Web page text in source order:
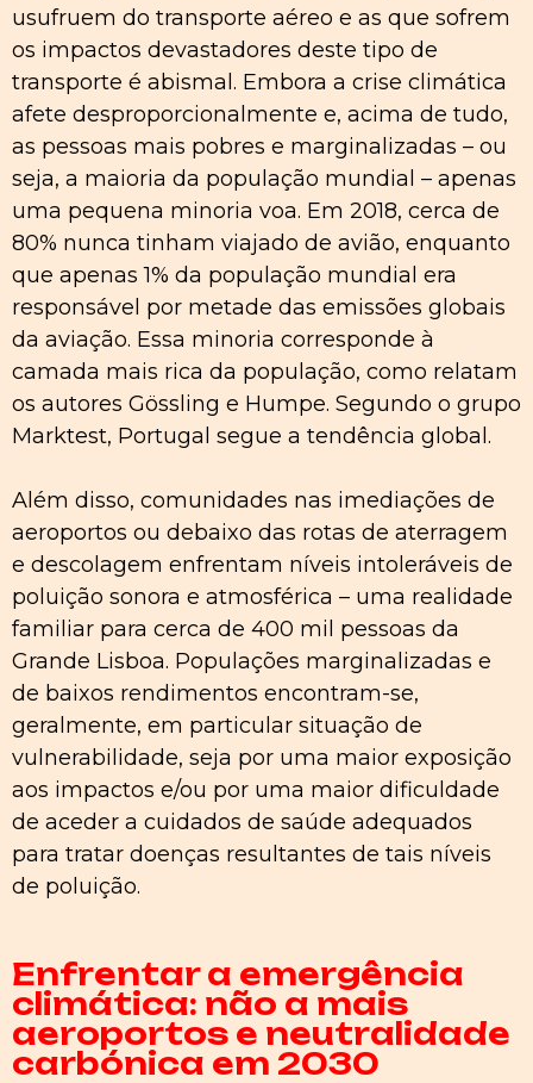
usufruem do transporte aéreo e as que sofrem
os impactos devastadores deste tipo de
transporte é abismal. Embora a crise climática
afete desproporcionalmente e, acima de tudo,
as pessoas mais pobres e marginalizadas – ou
seja, a maioria da população mundial – apenas
uma pequena minoria voa. Em 2018, cerca de
80% nunca tinham viajado de avião, enquanto
que apenas 1% da população mundial era
responsável por metade das emissões globais
da aviação. Essa minoria corresponde à
camada mais rica da população, como relatam
os autores Gössling e Humpe. Segundo o grupo
Marktest, Portugal segue a tendência global.
Além disso, comunidades nas imediações de
aeroportos ou debaixo das rotas de aterragem
e descolagem enfrentam níveis intoleráveis de
poluição sonora e atmosférica – uma realidade
familiar para cerca de 400 mil pessoas da
Grande Lisboa. Populações marginalizadas e
de baixos rendimentos encontram-se,
geralmente, em particular situação de
vulnerabilidade, seja por uma maior exposição
aos impactos e/ou por uma maior dificuldade
de aceder a cuidados de saúde adequados
para tratar doenças resultantes de tais níveis
de poluição.
Enfrentar a emergência
climática: não a mais
aeroportos e neutralidade
carbónica em 2030